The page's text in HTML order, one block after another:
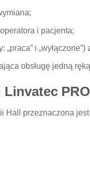
i pacjenta;
i
obsługę jedną
Hall przeznaczona